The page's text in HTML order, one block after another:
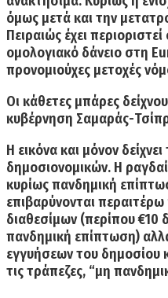
όμως μετά και την
Πειραιώς έχει
ομολογιακό δάνειο στη
προνομιούχες μετοχές
Οι κάθετες μπάρες
κυβέρνηση Σαμαράς-
Η εικόνα και μόνον
δημοσιονομικών. Η
κυρίως πανδημική
επιβαρύνονται
διαθεσίμων (περίπου €10
πανδημική επίπτωση)
εγγυήσεων του δημοσίου
τις τράπεζες, “μη